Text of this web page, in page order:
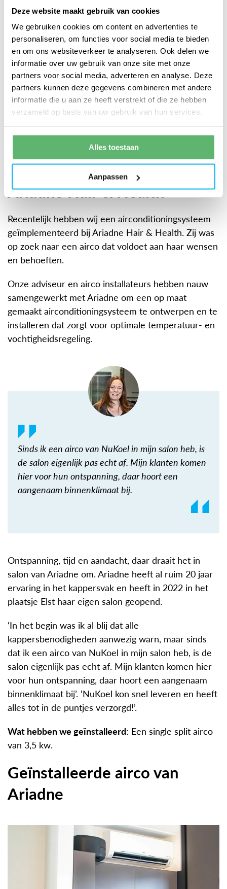
Deze website maakt gebruik van cookies
We gebruiken cookies om content en advertenties te
personaliseren, om functies voor social media te bieden
en om ons websiteverkeer te analyseren. Ook delen we
informatie over uw gebruik van onze site met onze
partners voor social media, adverteren en analyse. Deze
partners kunnen deze gegevens combineren met andere
informatie die u aan ze heeft verstrekt of die ze hebben
verzameld op basis van uw gebruik van hun services.
Alles toestaan
Aanpassen
Ariadne Hair & Health
Recentelijk hebben wij een airconditioningsysteem
geïmplementeerd bij Ariadne Hair & Health. Zij was
op zoek naar een airco dat voldoet aan haar wensen
en behoeften.
Onze adviseur en airco installateurs hebben nauw
samengewerkt met Ariadne om een op maat
gemaakt airconditioningsysteem te ontwerpen en te
installeren dat zorgt voor optimale temperatuur- en
vochtigheidsregeling.
Sinds ik een airco van NuKoel in mijn salon heb, is
de salon eigenlijk pas echt af. Mijn klanten komen
hier voor hun ontspanning, daar hoort een
aangenaam binnenklimaat bij.
Ontspanning, tijd en aandacht, daar draait het in
salon van Ariadne om. Ariadne heeft al ruim 20 jaar
ervaring in het kappersvak en heeft in 2022 in het
plaatsje Elst haar eigen salon geopend.
‘In het begin was ik al blij dat alle
kappersbenodigheden aanwezig warn, maar sinds
dat ik een airco van NuKoel in mijn salon heb, is de
salon eigenlijk pas echt af. Mijn klanten komen hier
voor hun ontspanning, daar hoort een aangenaam
binnenklimaat bij’. ‘NuKoel kon snel leveren en heeft
alles tot in de puntjes verzorgd!’.
Wat hebben we geïnstalleerd: Een single split airco
van 3,5 kw.
Geïnstalleerde airco van
Ariadne